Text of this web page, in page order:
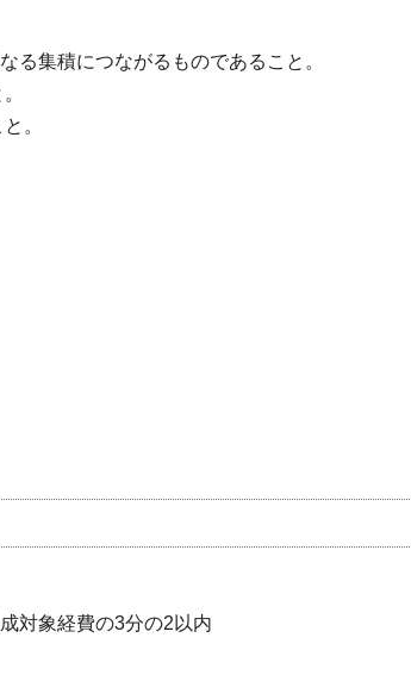
る集積につながるものであること。
。
対象経費の3分の2以内